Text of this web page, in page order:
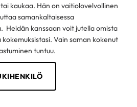
kaukaa. Hän on vaitiolovelvollinen
samankaltaisessa
Heidän kanssaan voit jutella omista
Vain saman kokenut
tuntuu.